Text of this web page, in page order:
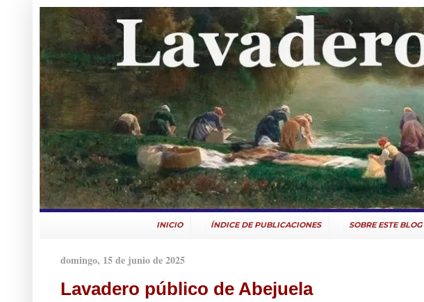
INICIO ÍNDICE DE PUBLICACIONES SOBRE ESTE BLOG
domingo, 15 de junio de 2025
Lavadero público de Abejuela